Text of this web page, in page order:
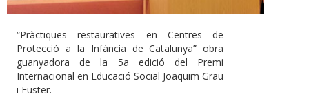
“Pràctiques restauratives en Centres de
Protecció a la Infància de Catalunya” obra
guanyadora de la 5a edició del Premi
Internacional en Educació Social Joaquim Grau
i Fuster.